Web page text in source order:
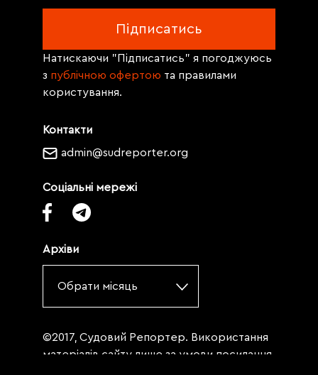
Контакти
admin@sudreporter.org
Соціальні мережі
Архіви
Обрати місяць
Натискаючи "Підписатись" я погоджуюсь
з публічною офертою та правилами
користування.
©2017, Судовий Репортер. Використання
матеріалів сайту лише за умови посилання